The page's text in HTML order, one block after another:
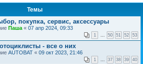
Темы
покупка, сервис, аксессуары
Паша « 07 апр 2024, 09:33
1 ... 50 51 52 53
- все о них
AUTOBAT « 09 окт 2023, 21:46
1 ... 37 38 39 40